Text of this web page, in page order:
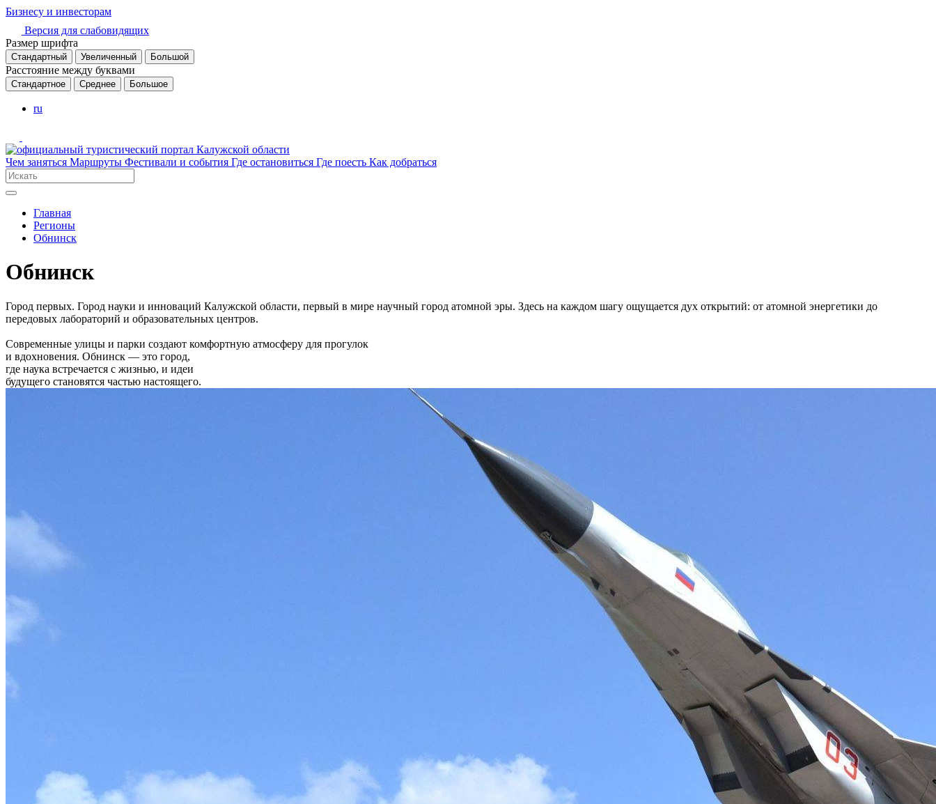
Бизнесу и инвесторам
Версия для слабовидящих
Размер шрифта
Стандартный Увеличенный Большой
Расстояние между буквами
Стандартное Среднее Большое
ru
Чем заняться Маршруты Фестивали и события Где остановиться Где поесть Как добраться
Главная
Регионы
Обнинск
Обнинск
Город первых. Город науки и инноваций Калужской области, первый в мире научный город атомной эры. Здесь на каждом шагу ощущается дух открытий: от атомной энергетики до
передовых лабораторий и образовательных центров.
Современные улицы и парки создают комфортную атмосферу для прогулок
и вдохновения. Обнинск — это город,
где наука встречается с жизнью, и идеи
будущего становятся частью настоящего.